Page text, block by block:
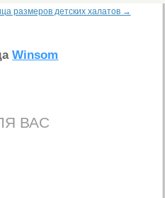
размеров детских халатов →
Winsom
ВАС